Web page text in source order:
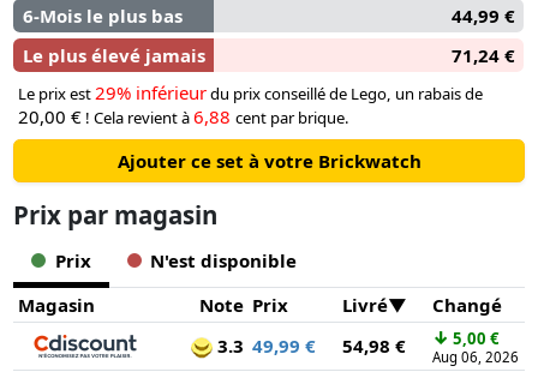
6-Mois le plus bas
44,99 €
Le plus élevé jamais
71,24 €
Le prix est29% inférieurdu prix conseillé de Lego, un rabais de
20,00 € ! Cela revient à6,88 cent par brique.
Ajouter ce set à votre Brickwatch
Prix ​​par magasin
Prix
N'est disponible
Magasin
Note Prix Livré
Changé
3.3 49,99 € 54,98 € ↓ 5,00 €
Aug 06, 2026